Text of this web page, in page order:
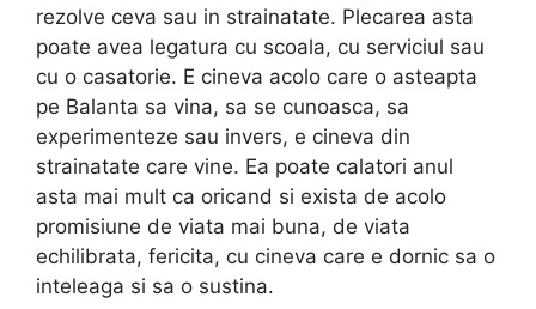
rezolve ceva sau in strainatate. Plecarea asta
poate avea legatura cu scoala, cu serviciul sau
cu o casatorie. E cineva acolo care o asteapta
pe Balanta sa vina, sa se cunoasca, sa
experimenteze sau invers, e cineva din
strainatate care vine. Ea poate calatori anul
asta mai mult ca oricand si exista de acolo
promisiune de viata mai buna, de viata
echilibrata, fericita, cu cineva care e dornic sa o
inteleaga si sa o sustina.